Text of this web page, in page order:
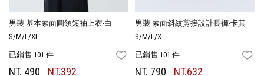
男裝 基本素面圓領短袖上衣-白
S/M/L/XL
已銷售 101 件 FAVORITES
NT. 490 NT.392
男裝 素面斜紋剪接設計長褲-卡其
S/M/L/X
已銷售 101 件
NT. 790 NT.632